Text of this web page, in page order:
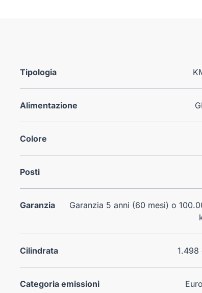
Tipologia
Alimentazione
Colore
Posti
Garanzia
Garanzia 5 anni (60 mesi) o
Cilindrata 1.498
Categoria emissioni